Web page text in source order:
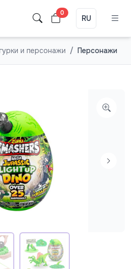
0
RU
и персонажи Персонажи